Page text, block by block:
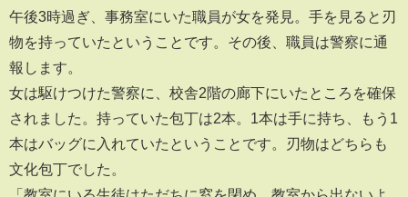
午後3時過ぎ、事務室にいた職員が女を発見。手を見ると刃
物を持っていたということです。その後、職員は警察に通
報します。
女は駆けつけた警察に、校舎2階の廊下にいたところを確保
されました。持っていた包丁は2本。1本は手に持ち、もう1
本はバッグに入れていたということです。刃物はどちらも
文化包丁でした。